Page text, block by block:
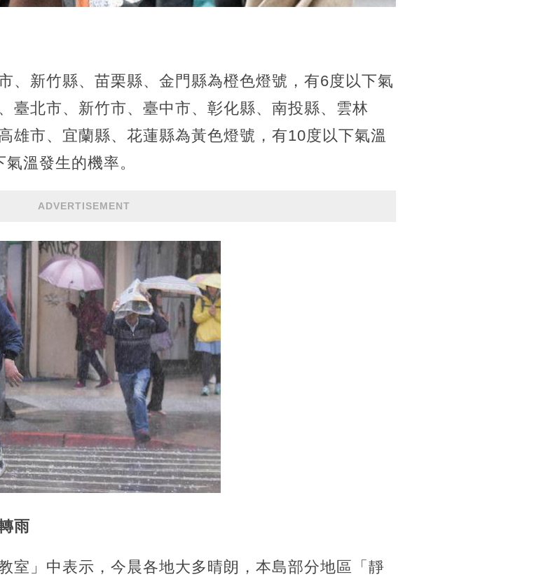
、新竹縣、苗栗縣、金門縣為橙色燈號，有6度以下氣
臺北市、新竹市、臺中市、彰化縣、南投縣、雲林
雄市、宜蘭縣、花蓮縣為黃色燈號，有10度以下氣溫
溫發生的機率。
ADVERTISEMENT
雨
室」中表示，今晨各地大多晴朗，本島部分地區「靜